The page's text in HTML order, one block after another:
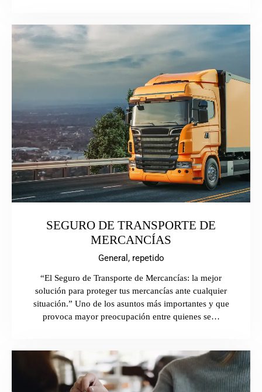
SEGURO DE TRANSPORTE DE
MERCANCÍAS
General, repetido
“El Seguro de Transporte de Mercancías: la mejor
solución para proteger tus mercancías ante cualquier
situación.” Uno de los asuntos más importantes y que
provoca mayor preocupación entre quienes se…